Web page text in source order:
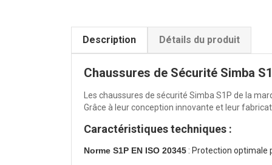
Description Détails du produit
Chaussures de Sécurité Simba
Les chaussures de sécurité Simba S1P de la
Grâce à leur conception innovante et leur
Caractéristiques techniques :
Norme S1P EN ISO 20345 : Protection optimale